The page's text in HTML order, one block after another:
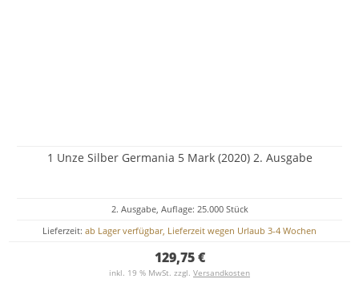
1 Unze Silber Germania 5 Mark (2020) 2. Ausgabe
2. Ausgabe, Auflage: 25.000 Stück
Lieferzeit: ab Lager verfügbar, Lieferzeit wegen Urlaub 3-4 Wochen
129,75 €
inkl. 19 % MwSt. zzgl. Versandkosten